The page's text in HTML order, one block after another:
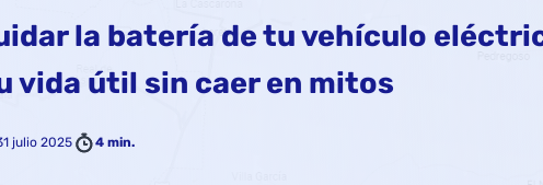
la batería de tu vehículo
vida útil sin caer en mitos
julio 2025 4 min.